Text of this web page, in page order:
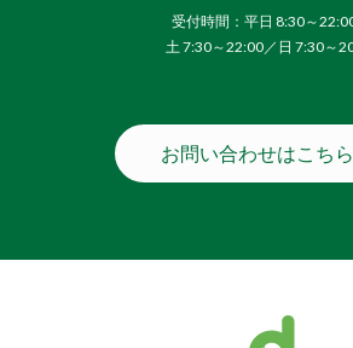
受付時間：平日 8:30～
土 7:30～22:00／日 7:30～
お問い合わせはこちら